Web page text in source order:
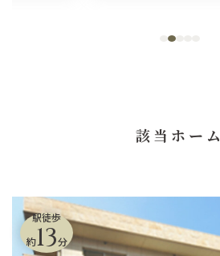
該当ホーム
駅徒歩
約13分